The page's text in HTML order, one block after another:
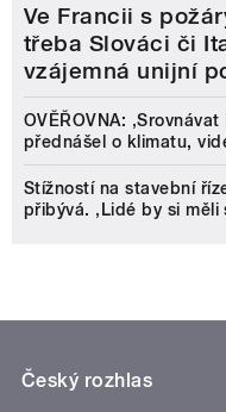
Ve Francii s
třeba Slováci či
vzájemná unijní
OVĚŘOVNA:
přednášel o klimatu,
Stížností na stavební
přibývá. ‚Lidé by si
Český rozhlas